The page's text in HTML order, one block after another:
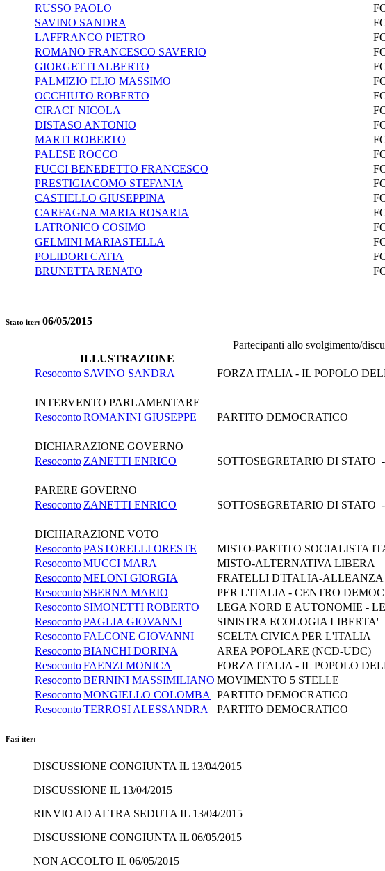
RUSSO PAOLO
SAVINO SANDRA
LAFFRANCO PIETRO
ROMANO FRANCESCO SAVERIO
GIORGETTI ALBERTO
PALMIZIO ELIO MASSIMO
OCCHIUTO ROBERTO
CIRACI' NICOLA
DISTASO ANTONIO
MARTI ROBERTO
PALESE ROCCO
FUCCI BENEDETTO FRANCESCO
PRESTIGIACOMO STEFANIA
CASTIELLO GIUSEPPINA
CARFAGNA MARIA ROSARIA
LATRONICO COSIMO
GELMINI MARIASTELLA
POLIDORI CATIA
BRUNETTA RENATO
Stato iter: 06/05/2015
Partecipanti allo svolgimento/
ILLUSTRAZIONE
Resoconto SAVINO SANDRA FORZA ITALIA - IL POPOLO
INTERVENTO PARLAMENTARE
ResocontoROMANINI GIUSEPPE PARTITO DEMOCRATICO
DICHIARAZIONE GOVERNO
Resoconto ZANETTI ENRICO SOTTOSEGRETARIO DI STATO
PARERE GOVERNO
Resoconto ZANETTI ENRICO SOTTOSEGRETARIO DI STATO
DICHIARAZIONE VOTO
ResocontoPASTORELLI ORESTE
MISTO-PARTITO SOCIALISTA
ResocontoMUCCI MARA
MISTO-ALTERNATIVA LIBERA
ResocontoMELONI GIORGIA
FRATELLI D'ITALIA-
Resoconto SBERNA MARIO
PER L'ITALIA - CENTRO
Resoconto SIMONETTI ROBERTO
LEGA NORD E AUTONOMIE -
ResocontoPAGLIA GIOVANNI
SINISTRA ECOLOGIA LIBERTA'
ResocontoFALCONE GIOVANNI
SCELTA CIVICA PER L'ITALIA
ResocontoBIANCHI DORINA
AREA POPOLARE (NCD-UDC)
ResocontoFAENZI MONICA
FORZA ITALIA - IL POPOLO
ResocontoBERNINI MASSIMILIANO MOVIMENTO 5 STELLE
ResocontoMONGIELLO COLOMBA
PARTITO DEMOCRATICO
ResocontoTERROSI ALESSANDRA PARTITO DEMOCRATICO
Fasi iter:
DISCUSSIONE CONGIUNTA IL 13/04/2015
DISCUSSIONE IL 13/04/2015
RINVIO AD ALTRA SEDUTA IL 13/04/2015
DISCUSSIONE CONGIUNTA IL 06/05/2015
NON ACCOLTO IL 06/05/2015